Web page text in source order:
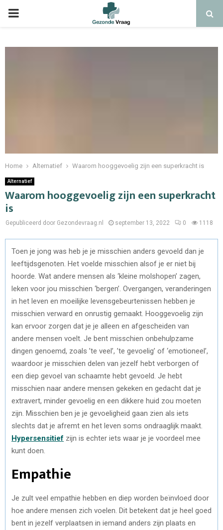
Home Alternatief Waarom hooggevoelig zijn een superkracht is
Alternatief
Waarom hooggevoelig zijn een superkracht
is
Gepubliceerd door Gezondevraag.nl september 13, 2022 0 1118
Toen je jong was heb je je misschien anders gevoeld dan je
leeftijdsgenoten. Het voelde misschien alsof je er niet bij
hoorde. Wat andere mensen als ‘kleine molshopen’ zagen,
leken voor jou misschien ‘bergen’. Overgangen, veranderingen
in het leven en moeilijke levensgebeurtenissen hebben je
misschien verward en onrustig gemaakt. Hooggevoelig zijn
kan ervoor zorgen dat je je alleen en afgescheiden van
andere mensen voelt. Je bent misschien onbehulpzame
dingen genoemd, zoals ’te veel’, ’te gevoelig’ of ‘emotioneel’,
waardoor je misschien delen van jezelf hebt verborgen of
een diep gevoel van schaamte hebt gevoeld. Je hebt
misschien naar andere mensen gekeken en gedacht dat je
extravert, minder gevoelig en een dikkere huid zou moeten
zijn. Misschien ben je je gevoeligheid gaan zien als iets
slechts dat je afremt en het leven soms ondraaglijk maakt.
Hypersensitief zijn is echter iets waar je je voordeel mee
kunt doen.
Empathie
Je zult veel empathie hebben en diep worden beïnvloed door
hoe andere mensen zich voelen. Dit betekent dat je heel goed
bent in jezelf verplaatsen in iemand anders zijn plaats en